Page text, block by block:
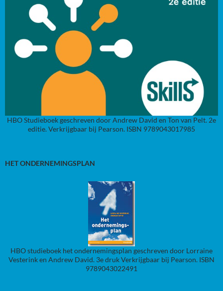
HBO Studieboek geschreven door Andrew David en Ton van Pelt. 2e
editie. Verkrijgbaar bij Pearson. ISBN 9789043017985
HET ONDERNEMINGSPLAN
HBO studieboek het ondernemingsplan geschreven door Lorraine
Vesterink en Andrew David. 3e druk Verkrijgbaar bij Pearson. ISBN
9789043022491